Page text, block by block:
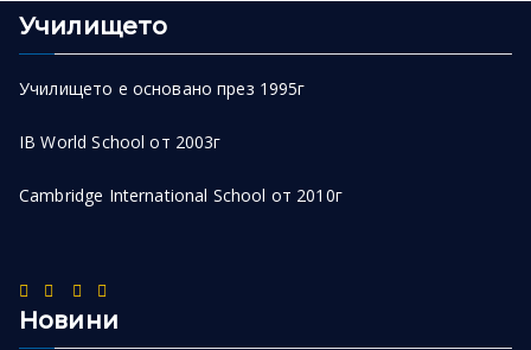
Училището
Училището е основано през 1995г
IB World School от 2003г
Cambridge International School от 2010г
Новини